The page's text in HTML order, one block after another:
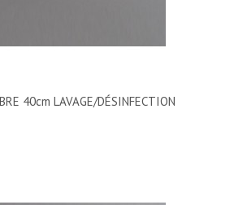
40cm LAVAGE/DÉSINFECTION